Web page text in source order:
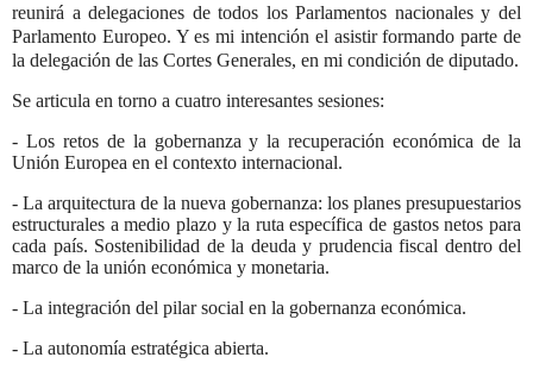
reunirá a delegaciones de todos los Parlamentos nacionales y del
Parlamento Europeo. Y es mi intención el asistir formando parte de
la delegación de las Cortes Generales, en mi condición de diputado.
Se articula en torno a cuatro interesantes sesiones:
- Los retos de la gobernanza y la recuperación económica de la
Unión Europea en el contexto internacional.
- La arquitectura de la nueva gobernanza: los planes presupuestarios
estructurales a medio plazo y la ruta específica de gastos netos para
cada país. Sostenibilidad de la deuda y prudencia fiscal dentro del
marco de la unión económica y monetaria.
- La integración del pilar social en la gobernanza económica.
- La autonomía estratégica abierta.